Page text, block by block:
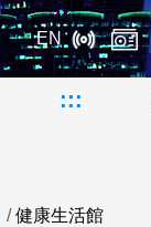
EN
:::
/健康生活館